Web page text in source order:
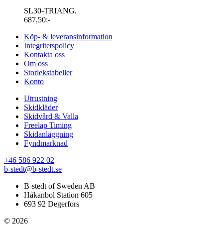
SL30-TRIANG.
687,50:-
Köp- & leveransinformation
Integritetspolicy
Kontakta oss
Om oss
Storlekstabeller
Konto
Utrustning
Skidkläder
Skidvård & Valla
Freelap Timing
Skidanläggning
Fyndmarknad
+46 586 922 02
b-stedt@b-stedt.se
B-stedt of Sweden AB
Håkanbol Station 605
693 92 Degerfors
© 2026